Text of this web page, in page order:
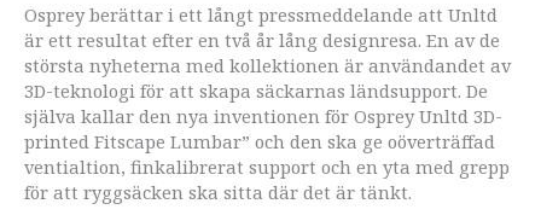
Osprey berättar i ett långt pressmeddelande att Unltd
är ett resultat efter en två år lång designresa. En av de
största nyheterna med kollektionen är användandet av
3D-teknologi för att skapa säckarnas ländsupport. De
själva kallar den nya inventionen för Osprey Unltd 3D-
printed Fitscape Lumbar” och den ska ge oöverträffad
ventialtion, finkalibrerat support och en yta med grepp
för att ryggsäcken ska sitta där det är tänkt.